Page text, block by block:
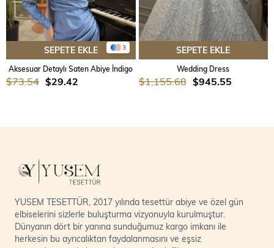
3
SEPETE EKLE
Aksesuar Detaylı Saten Abiye İndigo
$29.42
$73.54
SEPETE EKLE
Wedding Dress
$945.55
$1,155.68
YUSEM TESETTÜR, 2017 yılında tesettür abiye ve özel gün
elbiselerini sizlerle buluşturma vizyonuyla kurulmuştur.
Dünyanın dört bir yanına sunduğumuz kargo imkanı ile
herkesin bu ayrıcalıktan faydalanmasını ve eşsiz